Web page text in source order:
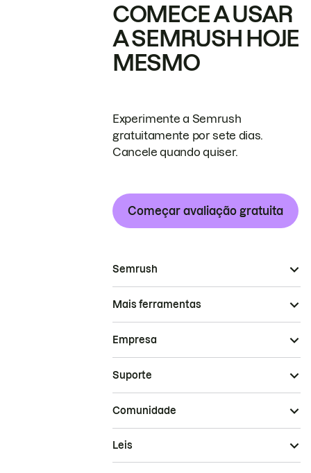
COMECE A USAR
A SEMRUSH HOJE
MESMO
Experimente a Semrush
gratuitamente por sete dias.
Cancele quando quiser.
Começar avaliação gratuita
Semrush
Mais ferramentas
Empresa
Suporte
Comunidade
Leis